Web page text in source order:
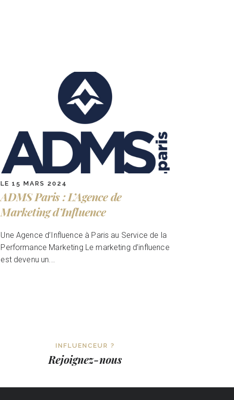
LE 15 MARS 2024
ADMS Paris : L’Agence de
Marketing d’Influence
Une Agence d’Influence à Paris au Service de la
Performance Marketing Le marketing d’influence
est devenu un...
INFLUENCEUR ?
Rejoignez-nous